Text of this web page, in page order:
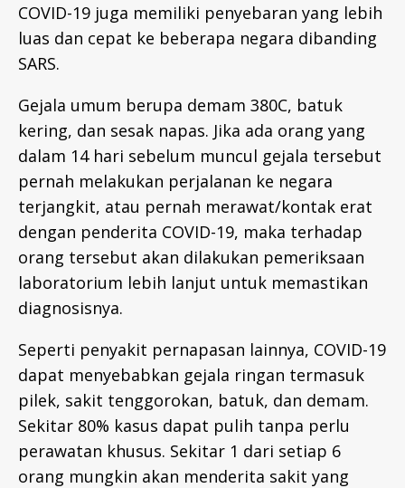
COVID-19 juga memiliki penyebaran yang lebih
luas dan cepat ke beberapa negara dibanding
SARS.
Gejala umum berupa demam 380C, batuk
kering, dan sesak napas. Jika ada orang yang
dalam 14 hari sebelum muncul gejala tersebut
pernah melakukan perjalanan ke negara
terjangkit, atau pernah merawat/kontak erat
dengan penderita COVID-19, maka terhadap
orang tersebut akan dilakukan pemeriksaan
laboratorium lebih lanjut untuk memastikan
diagnosisnya.
Seperti penyakit pernapasan lainnya, COVID-19
dapat menyebabkan gejala ringan termasuk
pilek, sakit tenggorokan, batuk, dan demam.
Sekitar 80% kasus dapat pulih tanpa perlu
perawatan khusus. Sekitar 1 dari setiap 6
orang mungkin akan menderita sakit yang